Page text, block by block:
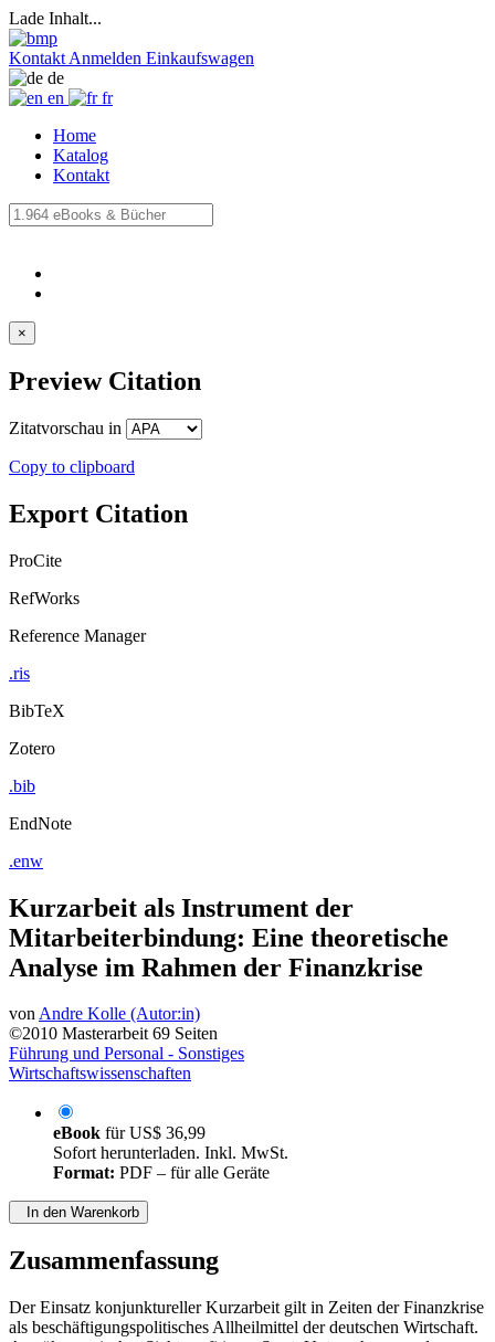
Lade Inhalt...
Kontakt Anmelden Einkaufswagen
de
en
fr
Home
Katalog
Kontakt
Export Citation
Kurzarbeit als Instrument der
Mitarbeiterbindung: Eine theoretische
Analyse im Rahmen der Finanzkrise
vonAndre Kolle (Autor:in)
©2010 Masterarbeit 69 Seiten
Führung und Personal - Sonstiges
eBookfürUS$ 36,99
Sofort herunterladen. Inkl. MwSt.
Zusammenfassung
Der Einsatz konjunktureller Kurzarbeit gilt in Zeiten der Finanzkrise